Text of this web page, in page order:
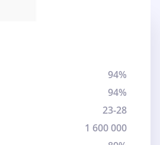
94%
94%
23-28
1 600 000